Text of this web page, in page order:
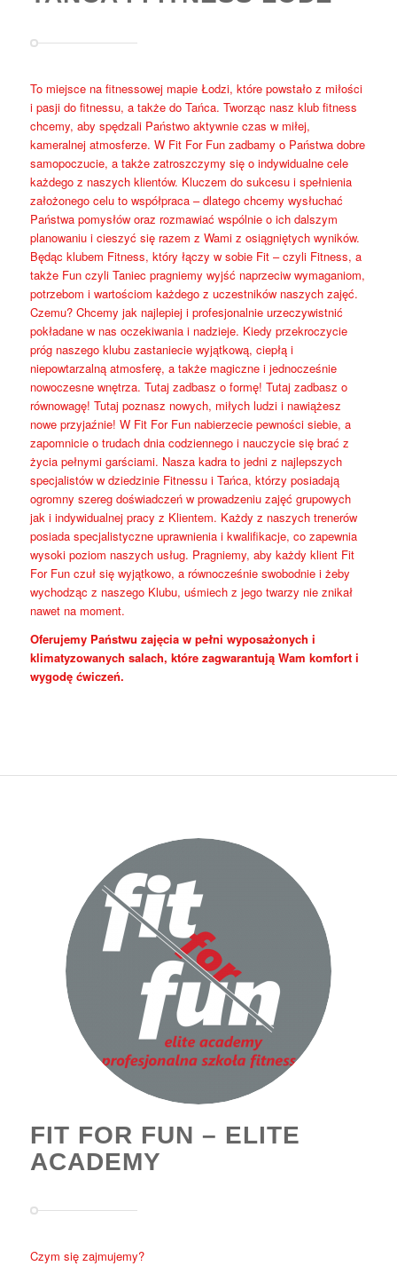
To miejsce na fitnessowej mapie Łodzi, które powstało z miłości
i pasji do fitnessu, a także do Tańca. Tworząc nasz klub fitness
chcemy, aby spędzali Państwo aktywnie czas w miłej,
kameralnej atmosferze. W Fit For Fun zadbamy o Państwa dobre
samopoczucie, a także zatroszczymy się o indywidualne cele
każdego z naszych klientów. Kluczem do sukcesu i spełnienia
założonego celu to współpraca – dlatego chcemy wysłuchać
Państwa pomysłów oraz rozmawiać wspólnie o ich dalszym
planowaniu i cieszyć się razem z Wami z osiągniętych wyników.
Będąc klubem Fitness, który łączy w sobie Fit – czyli Fitness, a
także Fun czyli Taniec pragniemy wyjść naprzeciw wymaganiom,
potrzebom i wartościom każdego z uczestników naszych zajęć.
Czemu? Chcemy jak najlepiej i profesjonalnie urzeczywistnić
pokładane w nas oczekiwania i nadzieje. Kiedy przekroczycie
próg naszego klubu zastaniecie wyjątkową, ciepłą i
niepowtarzalną atmosferę, a także magiczne i jednocześnie
nowoczesne wnętrza. Tutaj zadbasz o formę! Tutaj zadbasz o
równowagę! Tutaj poznasz nowych, miłych ludzi i nawiążesz
nowe przyjaźnie! W Fit For Fun nabierzecie pewności siebie, a
zapomnicie o trudach dnia codziennego i nauczycie się brać z
życia pełnymi garściami. Nasza kadra to jedni z najlepszych
specjalistów w dziedzinie Fitnessu i Tańca, którzy posiadają
ogromny szereg doświadczeń w prowadzeniu zajęć grupowych
jak i indywidualnej pracy z Klientem. Każdy z naszych trenerów
posiada specjalistyczne uprawnienia i kwalifikacje, co zapewnia
wysoki poziom naszych usług. Pragniemy, aby każdy klient Fit
For Fun czuł się wyjątkowo, a równocześnie swobodnie i żeby
wychodząc z naszego Klubu, uśmiech z jego twarzy nie znikał
nawet na moment.
Oferujemy Państwu zajęcia w pełni wyposażonych i
klimatyzowanych salach, które zagwarantują Wam komfort i
wygodę ćwiczeń.
FIT FOR FUN – ELITE
ACADEMY
Czym się zajmujemy?